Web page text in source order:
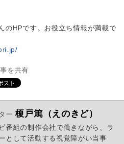
のHPです。お役立ち情報が満載で
を共有
ー榎戸篤（えのきど）
番組の制作会社で働きながら、ラ
として活動する視覚障がい当事